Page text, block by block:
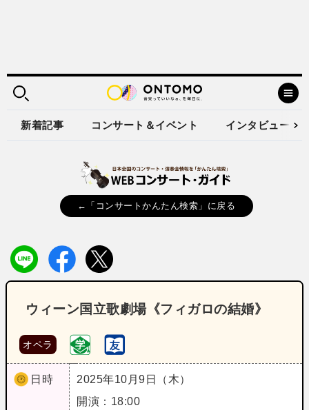
新着記事 コンサート＆イベント インタビュー
←「コンサートかんたん検索」に戻る
ウィーン国立歌劇場《フィガロの結婚》
オペラ
日時
2025年10月9日（木）
開演：18:00